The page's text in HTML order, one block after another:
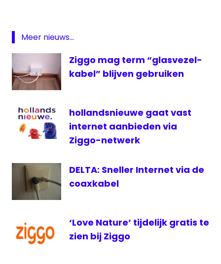
Ziggo
kwartaalcijfers
Liberty
mediabox
televisie
Meer nieuws...
Ziggo mag term “glasvezel-
kabel” blijven gebruiken
hollandsnieuwe gaat vast
internet aanbieden via
Ziggo-netwerk
DELTA: Sneller Internet via de
coaxkabel
‘Love Nature’ tijdelijk gratis te
zien bij Ziggo